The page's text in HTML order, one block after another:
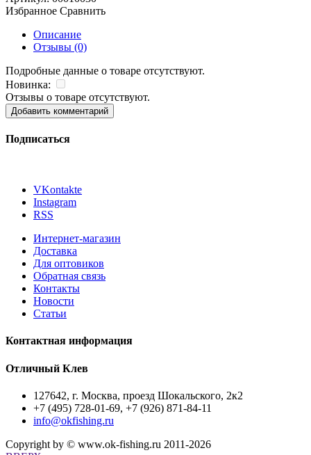
Избранное Сравнить
Описание
Отзывы (0)
Подробные данные о товаре отсутствуют.
Новинка:
Отзывы о товаре отсутствуют.
Добавить комментарий
Подписаться
VKontakte
Instagram
RSS
Интернет-магазин
Доставка
Для оптовиков
Обратная связь
Контакты
Новости
Статьи
Контактная информация
Отличный Клев
127642, г. Москва, проезд Шокальского, 2к2
+7 (495) 728-01-69, +7 (926) 871-84-11
info@okfishing.ru
Copyright by © www.ok-fishing.ru 2011-2026